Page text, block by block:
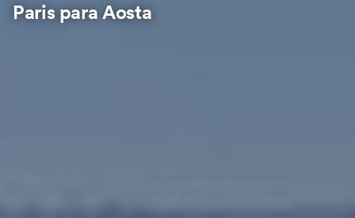
Paris para Aosta